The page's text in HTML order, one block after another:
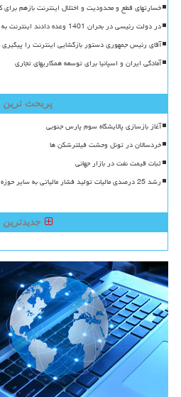
خسارتهای قطع و محدودیت و اختلال اینترنت بازهم برای
در دولت رئیسی در بحران 1401 وعده دادند اینترنت به طور موقت قطع می شود اما ماندگار شد
آقای رئیس جمهوری دستور بازگشایی اینترنت را پیگیری
آمادگی ایران و اسپانیا برای توسعه همکاریهای تجاری
پربحث ترین
آغاز بازسازی پالایشگاه سوم پارس جنوبی
خردسالان در تونل وحشت فیلترشکن ها
ثبات قیمت نفت در بازار جهانی
رشد 25 درصدی مالیات تولید فشار مالیاتی به سایر حوزه ها منتقل شد
جدیدترین